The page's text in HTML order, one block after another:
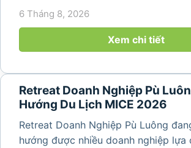
hợp giữa nghỉ ngơi, tái tạo năng
lịch đơn thuần, nhiều công ty...
6 Tháng 8, 2026
Xem chi tiết
Retreat Doanh Nghiệp Pù
Hướng Du Lịch MICE 2026
Retreat Doanh Nghiệp Pù Luông
hướng được nhiều doanh nghiệp lựa